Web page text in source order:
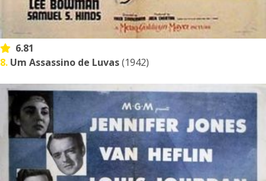
6.81
8. Um Assassino de Luvas(1942)